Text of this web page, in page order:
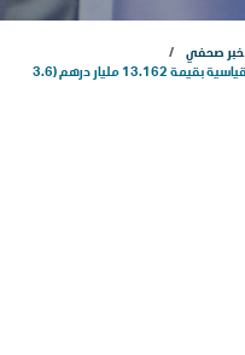
خبر صحفي
مساهمو "أدنوك للغاز" يوافقون على توزيع أرباح قياسية بقيمة 13.162 مليار درهم (3.6